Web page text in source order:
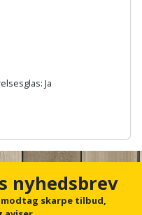
Ja
nyhedsbrev
skarpe tilbud,